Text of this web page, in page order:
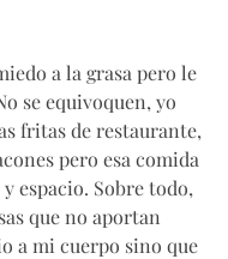
a la grasa pero le
se equivoquen, yo
fritas de restaurante,
pero esa comida
espacio. Sobre todo,
que no aportan
a mi cuerpo sino que